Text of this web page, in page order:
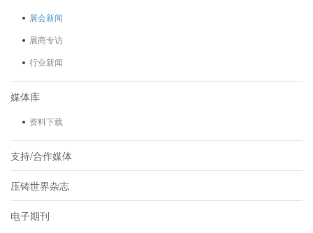
展会新闻
展商专访
行业新闻
媒体库
资料下载
支持/合作媒体
压铸世界杂志
电子期刊